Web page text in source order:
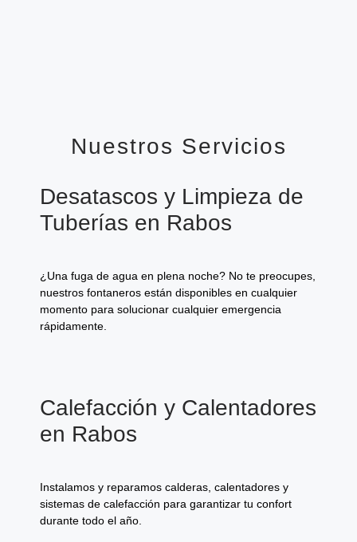
Nuestros Servicios
Desatascos y Limpieza de
Tuberías en Rabos
¿Una fuga de agua en plena noche? No te preocupes,
nuestros fontaneros están disponibles en cualquier
momento para solucionar cualquier emergencia
rápidamente.
Calefacción y Calentadores
en Rabos
Instalamos y reparamos calderas, calentadores y
sistemas de calefacción para garantizar tu confort
durante todo el año.